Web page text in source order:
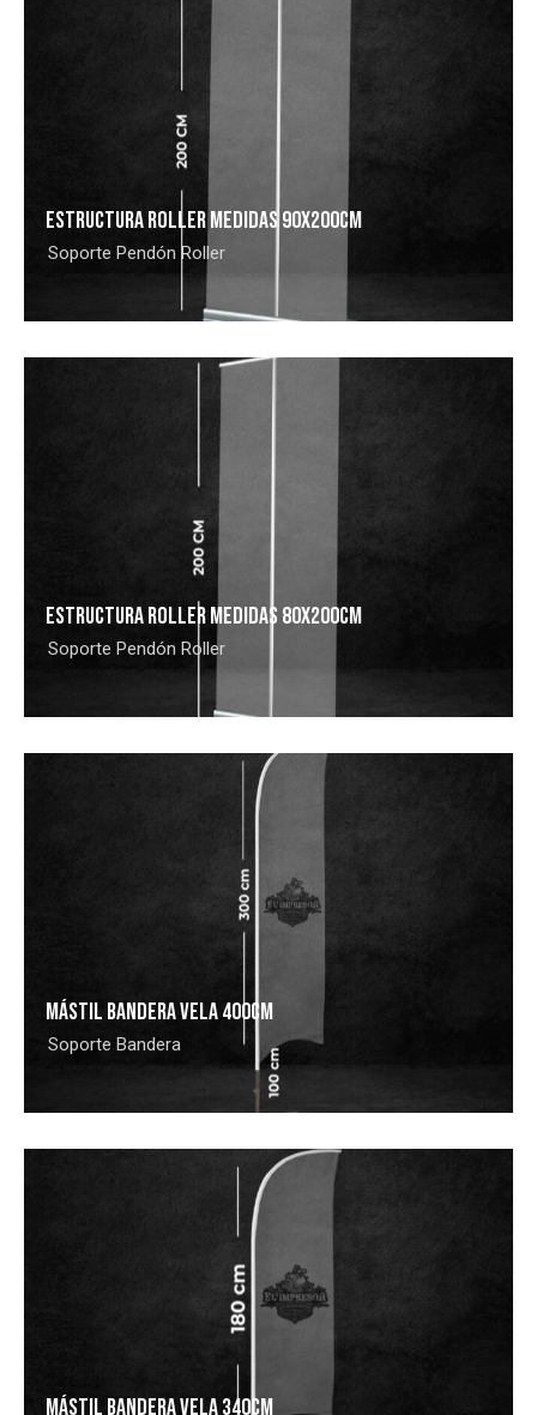
ESTRUCTURA ROLLER MEDIDAS 90X200CM
Soporte Pendón Roller
ESTRUCTURA ROLLER MEDIDAS 80X200CM
Soporte Pendón Roller
MÁSTIL BANDERA VELA 400CM
Soporte Bandera
MÁSTIL BANDERA VELA 340CM